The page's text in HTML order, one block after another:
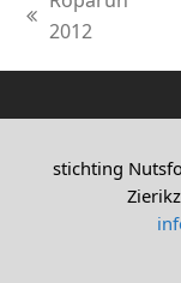
previous
2012
stichting